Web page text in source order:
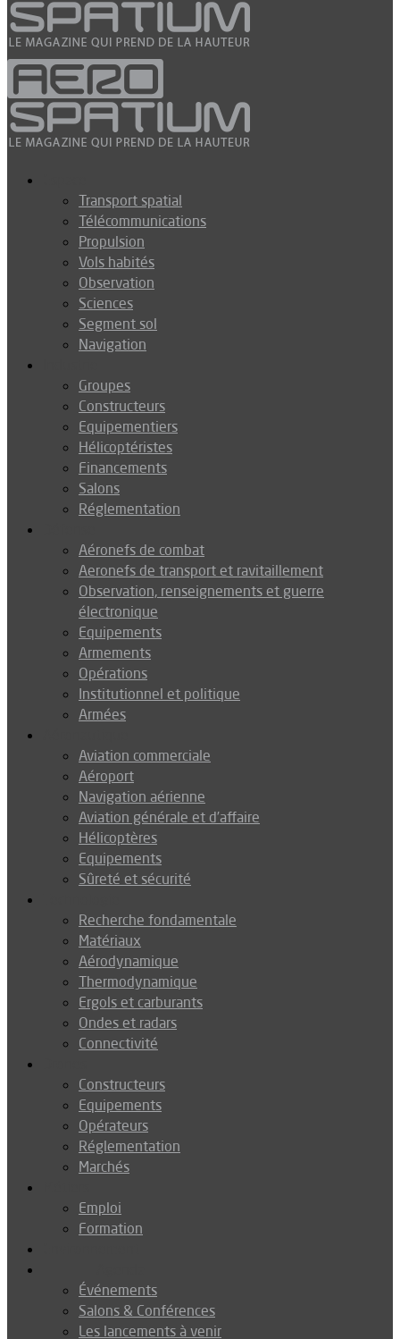
Transport spatial
Télécommunications
Propulsion
Vols habités
Observation
Sciences
Segment sol
Navigation
Groupes
Constructeurs
Equipementiers
Hélicoptéristes
Financements
Salons
Réglementation
Aéronefs de combat
Aeronefs de transport et ravitaillement
Observation, renseignements et guerre
électronique
Equipements
Armements
Opérations
Institutionnel et politique
Armées
Aviation commerciale
Aéroport
Navigation aérienne
Aviation générale et d’affaire
Hélicoptères
Equipements
Sûreté et sécurité
Recherche fondamentale
Matériaux
Aérodynamique
Thermodynamique
Ergols et carburants
Ondes et radars
Connectivité
Constructeurs
Equipements
Opérateurs
Réglementation
Marchés
Emploi
Formation
Événements
Salons & Conférences
Les lancements à venir